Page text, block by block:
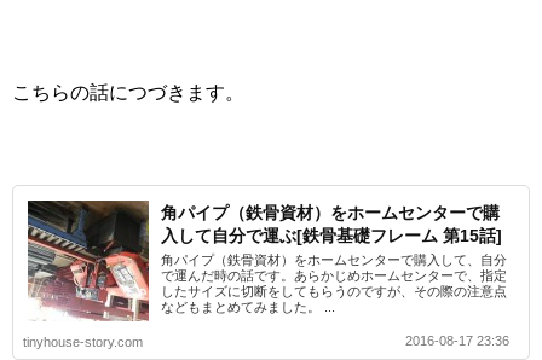
こちらの話につづきます。
角パイプ（鉄骨資材）をホームセンターで購
入して自分で運ぶ[鉄骨基礎フレーム 第15話]
角パイプ（鉄骨資材）をホームセンターで購入して、自分
で運んだ時の話です。あらかじめホームセンターで、指定
したサイズに切断をしてもらうのですが、その際の注意点
などもまとめてみました。 ...
tinyhouse-story.com 2016-08-17 23:36